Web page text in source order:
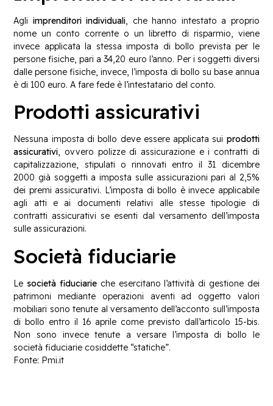
Agli imprenditori individuali, che hanno intestato a proprio
nome un conto corrente o un libretto di risparmio, viene
invece applicata la stessa imposta di bollo prevista per le
persone fisiche, pari a 34,20 euro l’anno. Per i soggetti diversi
dalle persone fisiche, invece, l’imposta di bollo su base annua
è di 100 euro. A fare fede è l’intestatario del conto.
Prodotti assicurativi
Nessuna imposta di bollo deve essere applicata sui prodotti
assicurativi, ovvero polizze di assicurazione e i contratti di
capitalizzazione, stipulati o rinnovati entro il 31 dicembre
2000 già soggetti a imposta sulle assicurazioni pari al 2,5%
dei premi assicurativi. L’imposta di bollo è invece applicabile
agli atti e ai documenti relativi alle stesse tipologie di
contratti assicurativi se esenti dal versamento dell’imposta
sulle assicurazioni.
Società fiduciarie
Le società fiduciarieche esercitano l’attività di gestione dei
patrimoni mediante operazioni aventi ad oggetto valori
mobiliari sono tenute al versamento dell’acconto sull’imposta
di bollo entro il 16 aprile come previsto dall’articolo 15-bis.
Non sono invece tenute a versare l’imposta di bollo le
società fiduciarie cosiddette “statiche”.
Fonte: Pmi.it